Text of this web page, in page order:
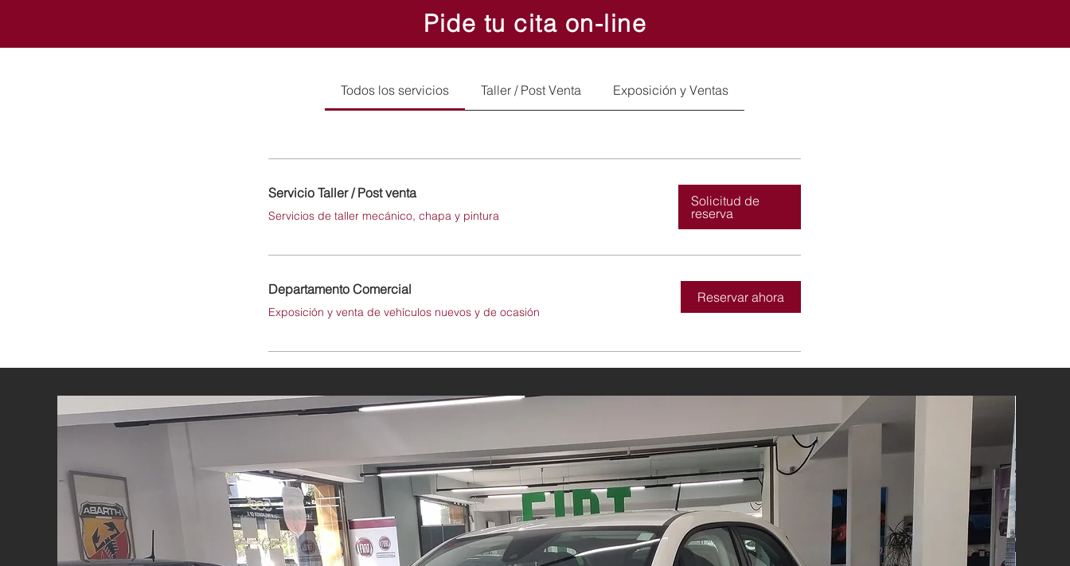
Todos los servicios Taller / Post Venta Exposición y Ventas
Servicio Taller / Post venta
Servicios de taller mecánico, chapa y pintura
Solicitud de
reserva
Departamento Comercial
Exposición y venta de vehículos nuevos y de ocasión
Reservar ahora
Pide tu cita on-line